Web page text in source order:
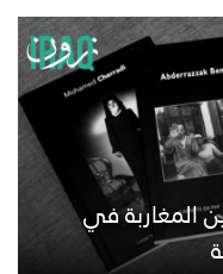
المغاربة في